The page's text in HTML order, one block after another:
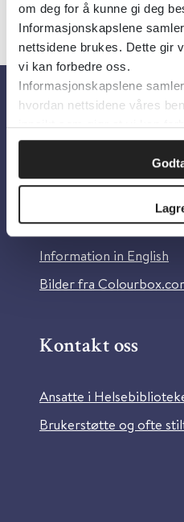
om deg for å kunne gi deg
Informasjonskapslene
nettsidene brukes. Dette gir
vi kan forbedre oss.
Informasjonskapslene
hvordan nettsidene våres
innsikt som gjør at vi kan
Om oss
Om Helsebiblioteket
Personvern og
Information in English
Bilder fra
Kontakt oss
Ansatte i
Brukerstøtte og ofte